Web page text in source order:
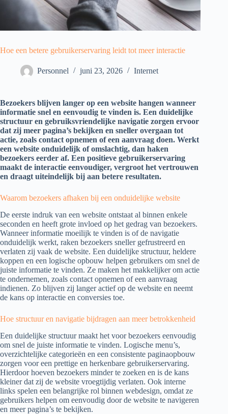
Hoe een betere gebruikerservaring leidt tot meer interactie
Personnel juni 23, 2026 Internet
Bezoekers blijven langer op een website hangen wanneer
informatie snel en eenvoudig te vinden is. Een duidelijke
structuur en gebruiksvriendelijke navigatie zorgen ervoor
dat zij meer pagina’s bekijken en sneller overgaan tot
actie, zoals contact opnemen of een aanvraag doen. Werkt
een website onduidelijk of omslachtig, dan haken
bezoekers eerder af. Een positieve gebruikerservaring
maakt de interactie eenvoudiger, vergroot het vertrouwen
en draagt uiteindelijk bij aan betere resultaten.
Waarom bezoekers afhaken bij een onduidelijke website
De eerste indruk van een website ontstaat al binnen enkele
seconden en heeft grote invloed op het gedrag van bezoekers.
Wanneer informatie moeilijk te vinden is of de navigatie
onduidelijk werkt, raken bezoekers sneller gefrustreerd en
verlaten zij vaak de website. Een duidelijke structuur, heldere
koppen en een logische opbouw helpen gebruikers om snel de
juiste informatie te vinden. Ze maken het makkelijker om actie
te ondernemen, zoals contact opnemen of een aanvraag
indienen. Zo blijven zij langer actief op de website en neemt
de kans op interactie en conversies toe.
Hoe structuur en navigatie bijdragen aan meer betrokkenheid
Een duidelijke structuur maakt het voor bezoekers eenvoudig
om snel de juiste informatie te vinden. Logische menu’s,
overzichtelijke categorieën en een consistente paginaopbouw
zorgen voor een prettige en herkenbare gebruikerservaring.
Hierdoor hoeven bezoekers minder te zoeken en is de kans
kleiner dat zij de website vroegtijdig verlaten. Ook interne
links spelen een belangrijke rol binnen webdesign, omdat ze
gebruikers helpen om eenvoudig door de website te navigeren
en meer pagina’s te bekijken.